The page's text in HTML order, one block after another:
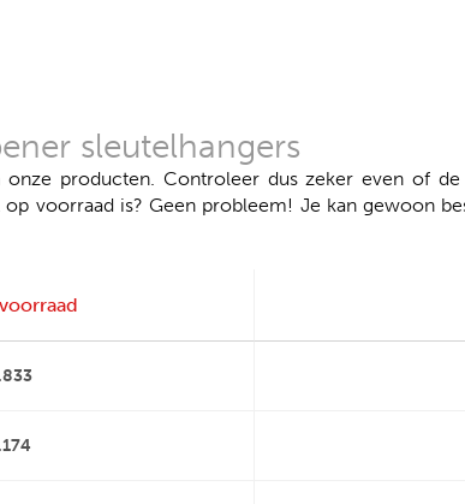
sleutelhangers
producten. Controleer dus zeker even of
voorraad is? Geen probleem! Je kan gewoon